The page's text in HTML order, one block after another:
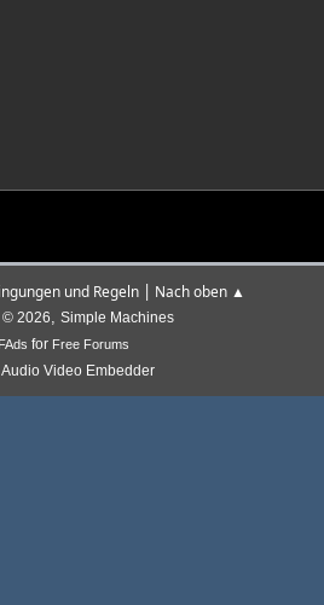
und Regeln | Nach oben ▲
© 2026, Simple Machines
for Free Forums
Video Embedder